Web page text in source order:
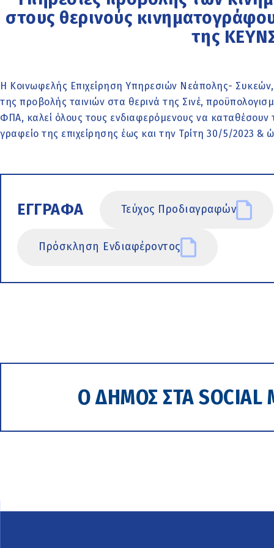
στους θερινούς
της
Η Κοινωφελής Επιχείρηση Υπηρεσιών Νεάπολης-
της προβολής ταινιών στα θερινά της Σινέ,
ΦΠΑ, καλεί όλους τους ενδιαφερόμενους να καταθέσουν
γραφείο της επιχείρησης έως και την Τρίτη 30/5/2023 &
ΕΓΓΡΑΦΑ Τεύχος Προδιαγραφών
Πρόσκληση Ενδιαφέροντος
Ο ΔΗΜΟΣ ΣΤΑ SOCIAL